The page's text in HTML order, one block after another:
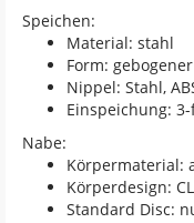
Speichen:
Material: stahl
Form:
Nippel: Stahl,
Einspeichung:
Nabe:
Körpermaterial:
Körperdesign:
Standard Disc: